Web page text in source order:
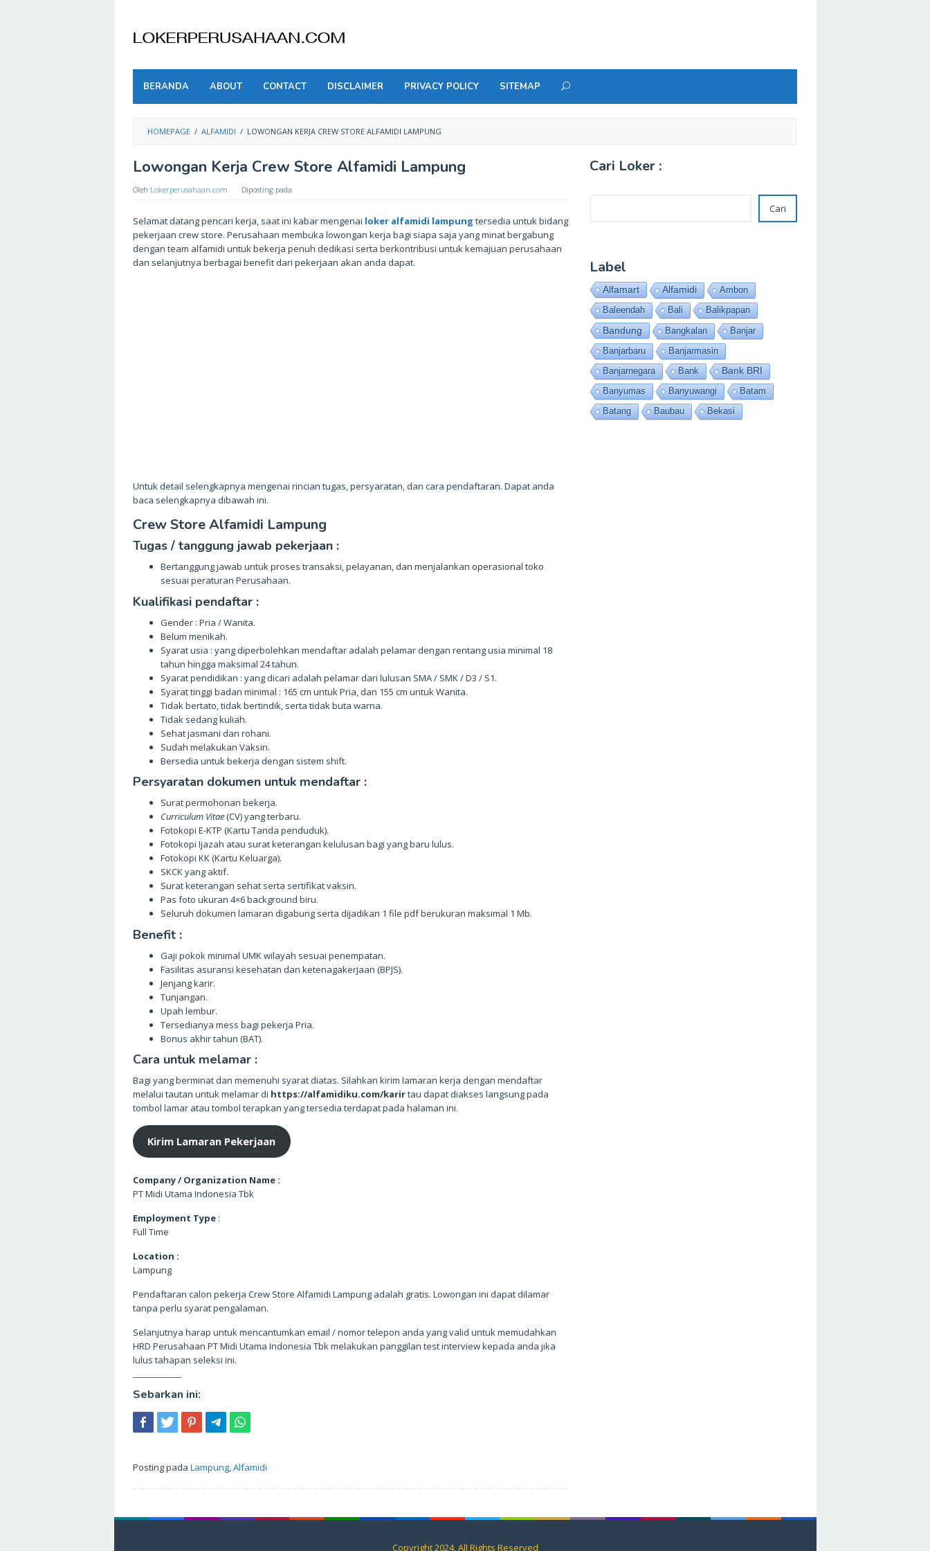
content
BERANDA ABOUT CONTACT DISCLAIMER PRIVACY POLICY SITEMAP
HOMEPAGE / ALFAMIDI / LOWONGAN KERJA CREW STORE ALFAMIDI LAMPUNG
Lowongan Kerja Crew Store Alfamidi Lampung
Oleh Lokerperusahaan.com Diposting pada
Selamat datang pencari kerja, saat ini kabar mengenai loker alfamidi lampung tersedia untuk bidang
pekerjaan crew store. Perusahaan membuka lowongan kerja bagi siapa saja yang minat bergabung
dengan team alfamidi untuk bekerja penuh dedikasi serta berkontribusi untuk kemajuan perusahaan
dan selanjutnya berbagai benefit dari pekerjaan akan anda dapat.
Untuk detail selengkapnya mengenai rincian tugas, persyaratan, dan cara pendaftaran. Dapat anda
baca selengkapnya dibawah ini.
Crew Store Alfamidi Lampung
Tugas / tanggung jawab pekerjaan :
Bertanggung jawab untuk proses transaksi, pelayanan, dan menjalankan operasional toko
sesuai peraturan Perusahaan.
Kualifikasi pendaftar :
Gender : Pria / Wanita.
Belum menikah.
Syarat usia : yang diperbolehkan mendaftar adalah pelamar dengan rentang usia minimal 18
tahun hingga maksimal 24 tahun.
Syarat pendidikan : yang dicari adalah pelamar dari lulusan SMA / SMK / D3 / S1.
Syarat tinggi badan minimal : 165 cm untuk Pria, dan 155 cm untuk Wanita.
Tidak bertato, tidak bertindik, serta tidak buta warna.
Tidak sedang kuliah.
Sehat jasmani dan rohani.
Sudah melakukan Vaksin.
Bersedia untuk bekerja dengan sistem shift.
Persyaratan dokumen untuk mendaftar :
Surat permohonan bekerja.
Curriculum Vitae(CV) yang terbaru.
Fotokopi E-KTP (Kartu Tanda penduduk).
Fotokopi Ijazah atau surat keterangan kelulusan bagi yang baru lulus.
Fotokopi KK (Kartu Keluarga).
SKCK yang aktif.
Surat keterangan sehat serta sertifikat vaksin.
Pas foto ukuran 4×6 background biru.
Seluruh dokumen lamaran digabung serta dijadikan 1 file pdf berukuran maksimal 1 Mb.
Benefit :
Gaji pokok minimal UMK wilayah sesuai penempatan.
Fasilitas asuransi kesehatan dan ketenagakerjaan (BPJS).
Jenjang karir.
Tunjangan.
Upah lembur.
Tersedianya mess bagi pekerja Pria.
Bonus akhir tahun (BAT).
Cara untuk melamar :
Bagi yang berminat dan memenuhi syarat diatas. Silahkan kirim lamaran kerja dengan mendaftar
melalui tautan untuk melamar di https://alfamidiku.com/karirtau dapat diakses langsung pada
tombol lamar atau tombol terapkan yang tersedia terdapat pada halaman ini.
Kirim Lamaran Pekerjaan
Company / Organization Name :
PT Midi Utama Indonesia Tbk
Employment Type :
Full Time
Location :
Lampung
Pendaftaran calon pekerja Crew Store Alfamidi Lampung adalah gratis. Lowongan ini dapat dilamar
tanpa perlu syarat pengalaman.
Selanjutnya harap untuk mencantumkan email / nomor telepon anda yang valid untuk memudahkan
HRD Perusahaan PT Midi Utama Indonesia Tbk melakukan panggilan test interview kepada anda jika
lulus tahapan seleksi ini.
Sebarkan ini:
Posting pada Lampung Alfamidi
Cari Loker :
Cari
Label
Alfamart Alfamidi
Ambon
Baleendah
Bali Balikpapan
Bandung Bangkalan
Banjar
Banjarbaru
Banjarmasin
Banjarnegara
Bank
Bank BRI
Banyumas
Banyuwangi
Batam
Batang
Baubau Bekasi
Copyright 2024, All Rights Reserved